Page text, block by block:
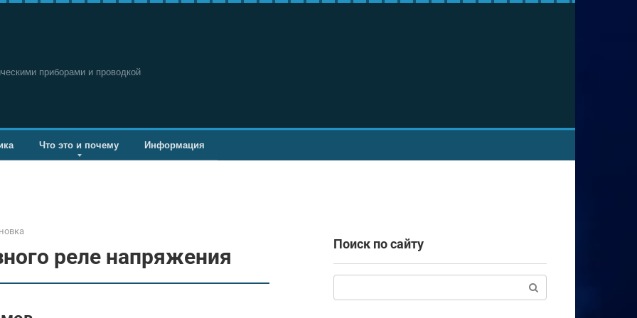
приборами и проводкой
Что это и почему Информация
реле напряжения Поиск по сайту